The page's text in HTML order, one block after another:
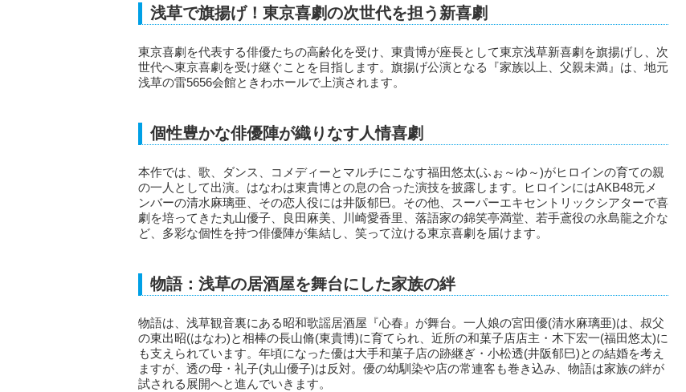
浅草で旗揚げ！東京喜劇の次世代を担う新喜劇
東京喜劇を代表する俳優たちの高齢化を受け、東貴博が座長として東京浅草新喜劇を旗揚げし、次
世代へ東京喜劇を受け継ぐことを目指します。旗揚げ公演となる『家族以上、父親未満』は、地元
浅草の雷5656会館ときわホールで上演されます。
個性豊かな俳優陣が織りなす人情喜劇
本作では、歌、ダンス、コメディーとマルチにこなす福田悠太(ふぉ～ゆ～)がヒロインの育ての親
の一人として出演。はなわは東貴博との息の合った演技を披露します。ヒロインにはAKB48元メ
ンバーの清水麻璃亜、その恋人役には井阪郁巳。その他、スーパーエキセントリックシアターで喜
劇を培ってきた丸山優子、良田麻美、川崎愛香里、落語家の錦笑亭満堂、若手鳶役の永島龍之介な
ど、多彩な個性を持つ俳優陣が集結し、笑って泣ける東京喜劇を届けます。
物語：浅草の居酒屋を舞台にした家族の絆
物語は、浅草観音裏にある昭和歌謡居酒屋『心春』が舞台。一人娘の宮田優(清水麻璃亜)は、叔父
の東出昭(はなわ)と相棒の長山脩(東貴博)に育てられ、近所の和菓子店店主・木下宏一(福田悠太)に
も支えられています。年頃になった優は大手和菓子店の跡継ぎ・小松透(井阪郁巳)との結婚を考え
ますが、透の母・礼子(丸山優子)は反対。優の幼馴染や店の常連客も巻き込み、物語は家族の絆が
試される展開へと進んでいきます。